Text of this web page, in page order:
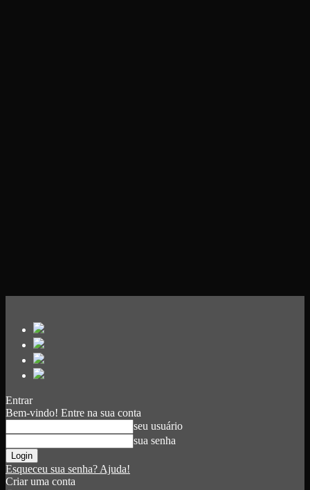
Entrar
Bem-vindo! Entre na sua conta
seu usuário
sua senha
Esqueceu sua senha? Ajuda!
Criar uma conta